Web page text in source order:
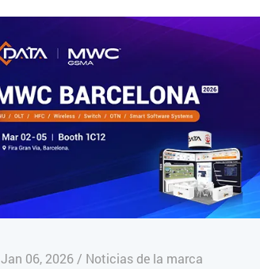
Jan 06, 2026 / Noticias de la marca